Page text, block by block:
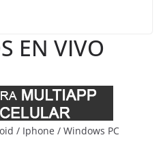
EN VIVO
/ Iphone / Windows PC